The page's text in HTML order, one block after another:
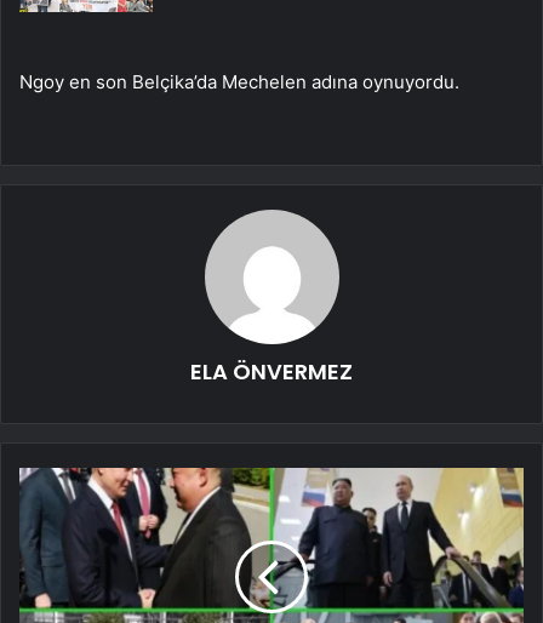
Ngoy en son Belçika’da Mechelen adına oynuyordu.
ELA ÖNVERMEZ